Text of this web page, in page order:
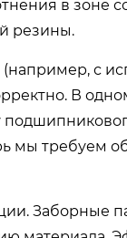
в зоне
резины.
с
В
мы требуем
Заборные